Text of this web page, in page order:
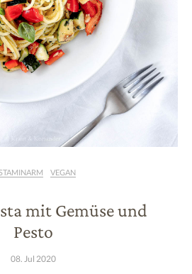
VEGAN
mit Gemüse und
Pesto
08. Jul 2020